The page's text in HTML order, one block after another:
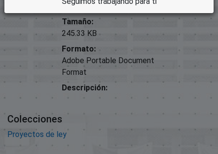
actual.pdf
Tamaño:
245.33 KB
Formato:
Adobe Portable Document
Format
Descripción:
Colecciones
Proyectos de ley